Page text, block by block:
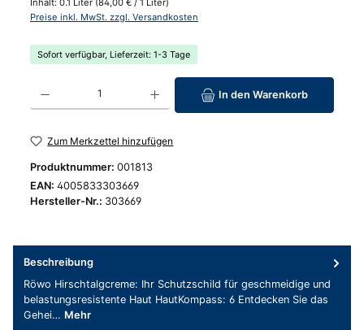
Preise inkl. MwSt. zzgl. Versandkosten
Sofort verfügbar, Lieferzeit: 1-3 Tage
Produkt Anzahl: Gib den gewünschten Wert ein oder benutze die
In den Warenkorb
Zum Merkzettel hinzufügen
Produktnummer: 001813
EAN: 4005833303669
Hersteller-Nr.: 303669
Beschreibung
Röwo Hirschtalgcreme: Ihr Schutzschild für geschmeidige und
belastungsresistente Haut HautKompass: 6 Entdecken Sie das
Gehei… Mehr